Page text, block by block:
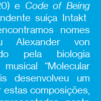
e Code of Being
suíça Intakt
nomes
von
pela biologia
“Molecular
desenvolveu um
composições,